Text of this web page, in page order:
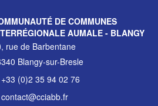
DE COMMUNES
AUMALE - BLANGY
rue de Barbentane
Blangy-sur-Bresle
+33 (0)2 35 94 02 76
contact@cciabb.fr